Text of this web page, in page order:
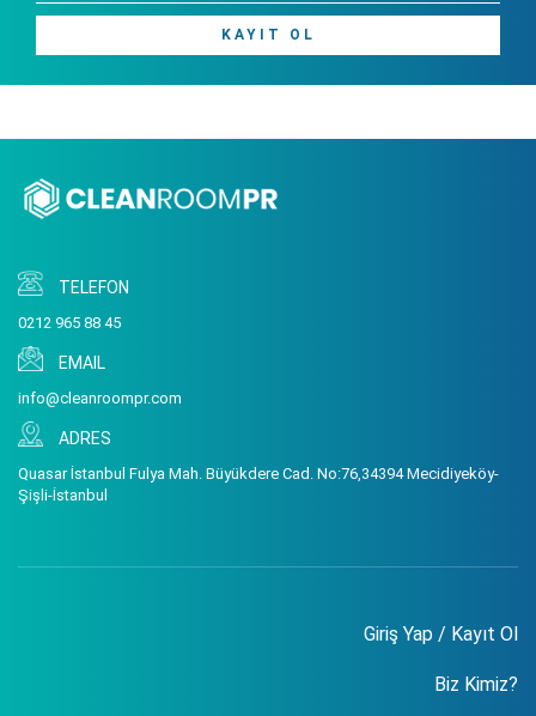
KAYIT OL
TELEFON
0212 965 88 45
EMAIL
info@cleanroompr.com
ADRES
Quasar İstanbul Fulya Mah. Büyükdere Cad. No:76,34394 Mecidiyeköy-
Şişli-İstanbul
Giriş Yap / Kayıt Ol
Biz Kimiz?